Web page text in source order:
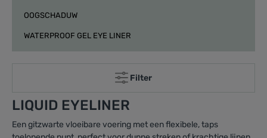
OOGSCHADUW
WATERPROOF GEL EYE LINER
Filter
LIQUID EYELINER
Een gitzwarte vloeibare voering met een flexibele, taps